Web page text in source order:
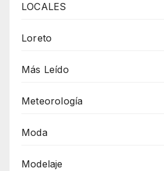
LOCALES
Loreto
Más Leído
Meteorología
Moda
Modelaje